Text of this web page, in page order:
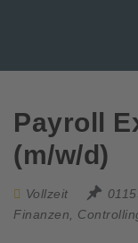
Payroll
(m/w/d)
Vollzeit
Finanzen,